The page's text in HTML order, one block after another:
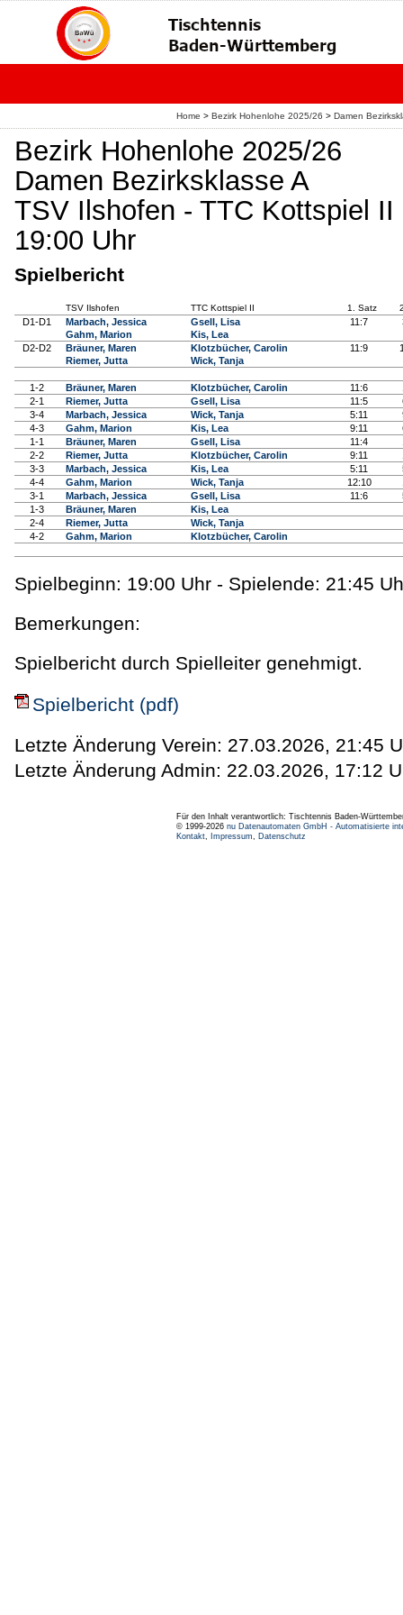
Home > Bezirk Hohenlohe 2025/26 > Damen
Bezirk Hohenlohe 2025/26
Damen Bezirksklasse A
TSV Ilshofen - TTC Kottspiel
19:00 Uhr
Spielbericht
TSV Ilshofen TTC Kottspiel II 1. Satz
D1-D1
Marbach, Jessica
Gahm, Marion
Gsell, Lisa
Kis, Lea
11:7
D2-D2
Bräuner, Maren
Riemer, Jutta
Klotzbücher, Carolin
Wick, Tanja
11:9
1-2 Bräuner, Maren Klotzbücher, Carolin 11:6
2-1
Riemer, Jutta Gsell, Lisa 11:5
3-4
Marbach, Jessica Wick, Tanja 5:11
4-3
Gahm, Marion Kis, Lea 9:11
1-1
Bräuner, Maren Gsell, Lisa 11:4
2-2
Riemer, Jutta Klotzbücher, Carolin 9:11
3-3
Marbach, Jessica Kis, Lea 5:11
4-4
Gahm, Marion Wick, Tanja 12:10
3-1
Marbach, Jessica Gsell, Lisa 11:6
1-3
Bräuner, Maren
Kis, Lea
2-4
Riemer, Jutta
Wick, Tanja
4-2
Gahm, Marion Klotzbücher, Carolin
Spielbeginn: 19:00 Uhr - Spielende: 21:45
Bemerkungen:
Spielbericht durch Spielleiter genehmigt.
Spielbericht (pdf)
Letzte Änderung Verein: 27.03.2026, 21:45
Letzte Änderung Admin: 22.03.2026, 17:12
Für den Inhalt verantwortlich: Tischtennis Baden-
© 1999-2026 nu Datenautomaten GmbH - Automatisierte
Kontakt, Impressum, Datenschutz